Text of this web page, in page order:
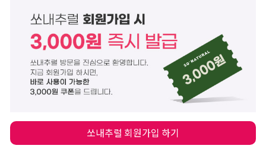
쏘내추럴 회원가입 하기